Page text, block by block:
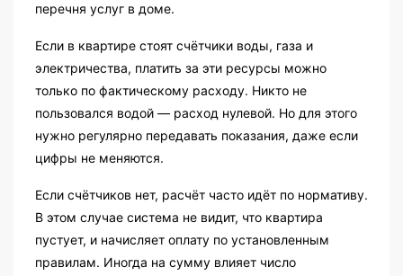
перечня услуг в доме.
Если в квартире стоят счётчики воды, газа и
электричества, платить за эти ресурсы можно
только по фактическому расходу. Никто не
пользовался водой — расход нулевой. Но для этого
нужно регулярно передавать показания, даже если
цифры не меняются.
Если счётчиков нет, расчёт часто идёт по нормативу.
В этом случае система не видит, что квартира
пустует, и начисляет оплату по установленным
правилам. Иногда на сумму влияет число